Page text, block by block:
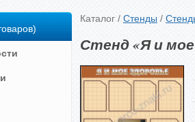
Каталог / Стенды /
Стенд «Я и